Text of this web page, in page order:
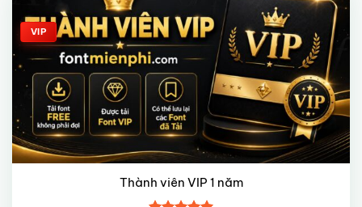
VIP
Thành viên VIP 1 năm